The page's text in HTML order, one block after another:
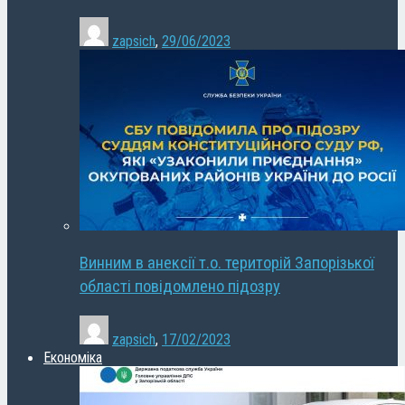
zapsich, 29/06/2023
Винним в анексії т.о. територій Запорізької
області повідомлено підозру
zapsich, 17/02/2023
Економіка